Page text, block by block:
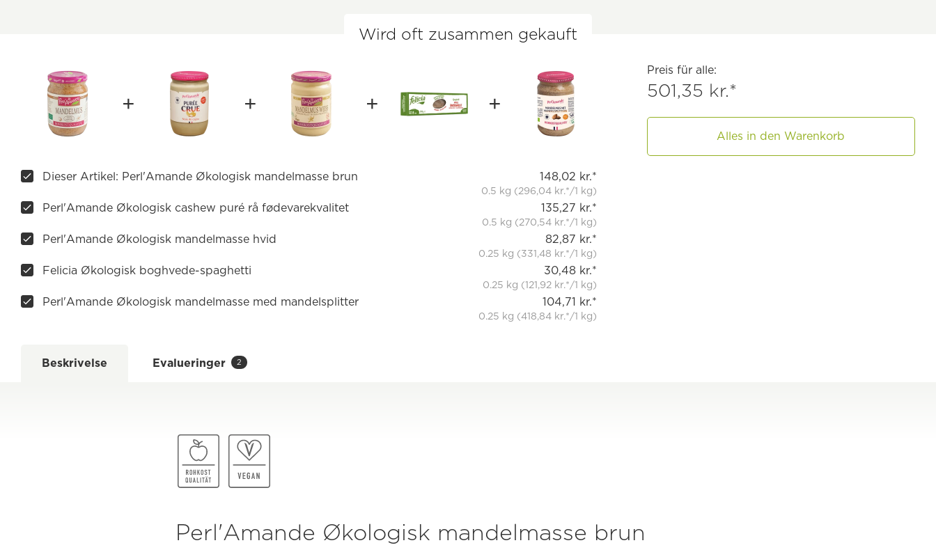
Wird oft zusammen gekauft
Preis für alle:
501,35 kr.*
Alles in den Warenkorb
Dieser Artikel: Perl'Amande Økologisk mandelmasse brun 148,02 kr.*
0.5 kg (296,04 kr.*/1 kg)
Perl'Amande Økologisk cashew puré rå fødevarekvalitet 135,27 kr.*
0.5 kg (270,54 kr.*/1 kg)
Perl'Amande Økologisk mandelmasse hvid 82,87 kr.*
0.25 kg (331,48 kr.*/1 kg)
Felicia Økologisk boghvede-spaghetti 30,48 kr.*
0.25 kg (121,92 kr.*/1 kg)
Perl'Amande Økologisk mandelmasse med mandelsplitter 104,71 kr.*
0.25 kg (418,84 kr.*/1 kg)
Beskrivelse Evalueringer 2
Perl'Amande Økologisk mandelmasse brun